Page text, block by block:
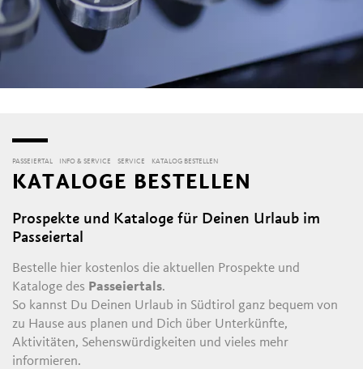
PASSEIERTAL INFO & SERVICE SERVICE KATALOG BESTELLEN
KATALOGE BESTELLEN
Prospekte und Kataloge für Deinen Urlaub im
Passeiertal
Bestelle hier kostenlos die aktuellen Prospekte und
Kataloge des Passeiertals.
So kannst Du Deinen Urlaub in Südtirol ganz bequem von
zu Hause aus planen und Dich über Unterkünfte,
Aktivitäten, Sehenswürdigkeiten und vieles mehr
informieren.